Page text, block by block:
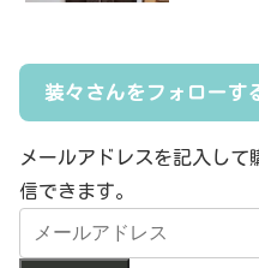
装々さんをフォロー
メールアドレスを記入し
信できます。